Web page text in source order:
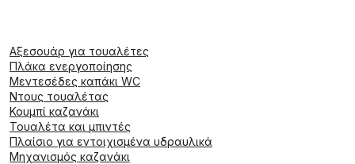
Αξεσουάρ για τουαλέτες
Πλάκα ενεργοποίησης
Μεντεσέδες καπάκι WC
Ντους τουαλέτας
Κουμπί καζανάκι
Τουαλέτα και μπιντές
Πλαίσιο για εντοιχισμένα υδραυλικά
Μηχανισμός καζανάκι